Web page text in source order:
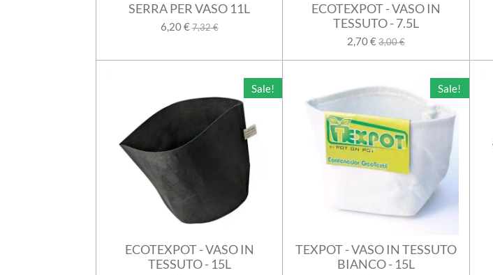
SERRA PER VASO 11L
6,20 €7,32 €
ECOTEXPOT - VASO IN
TESSUTO - 7.5L
2,70 €3,00 €
Sale!
ECOTEXPOT - VASO IN
TESSUTO - 15L
Sale!
TEXPOT - VASO IN TESSUTO
BIANCO - 15L